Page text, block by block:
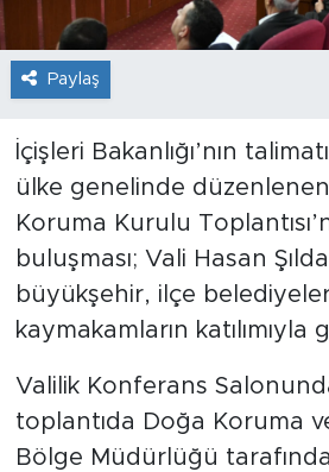
Paylaş
İçişleri Bakanlığı’nın
ülke genelinde düzenlenen
Koruma Kurulu
buluşması; Vali Hasan
büyükşehir, ilçe
kaymakamların katılımıyla
Valilik Konferans
toplantıda Doğa Koruma
Bölge Müdürlüğü